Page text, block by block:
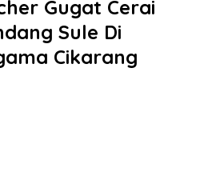
Gugat Cerai
Sule Di
Cikarang